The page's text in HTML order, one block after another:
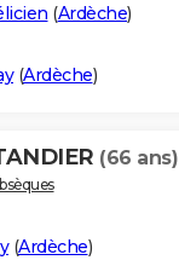
(Ardèche)
(Ardèche)
(66 ans)
(Ardèche)